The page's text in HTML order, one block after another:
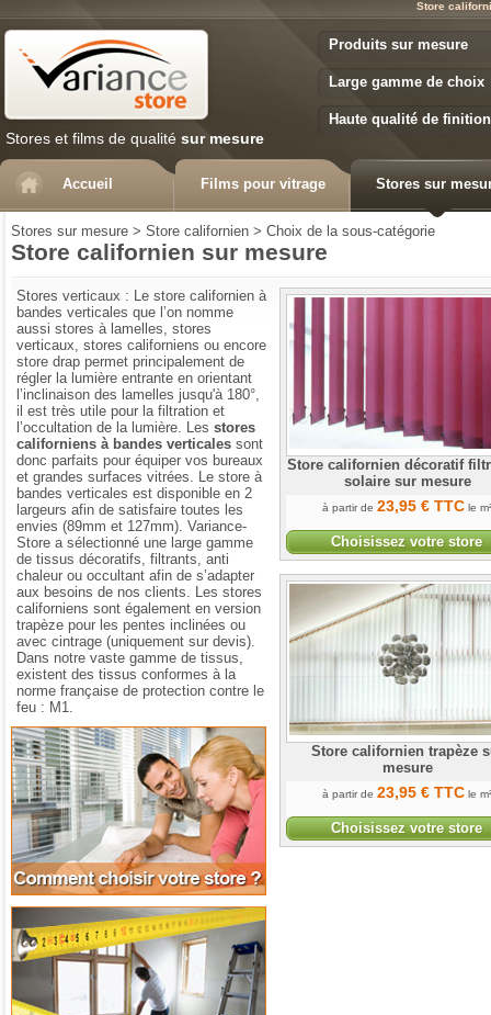
Store
Stores et films de qualité sur mesure
Produits sur mesure
Large gamme de choix
Haute qualité de finition
Accueil Films pour vitrage Stores sur
Stores sur mesure > Store californien > Choix de la sous-catégorie
Store californien sur mesure
Stores verticaux : Le store californien à
bandes verticales que l’on nomme
aussi stores à lamelles, stores
verticaux, stores californiens ou encore
store drap permet principalement de
régler la lumière entrante en orientant
l’inclinaison des lamelles jusqu'à 180°,
il est très utile pour la filtration et
l’occultation de la lumière. Les stores
californiens à bandes verticales sont
donc parfaits pour équiper vos bureaux
et grandes surfaces vitrées. Le store à
bandes verticales est disponible en 2
largeurs afin de satisfaire toutes les
envies (89mm et 127mm). Variance-
Store a sélectionné une large gamme
de tissus décoratifs, filtrants, anti
chaleur ou occultant afin de s’adapter
aux besoins de nos clients. Les stores
californiens sont également en version
trapèze pour les pentes inclinées ou
avec cintrage (uniquement sur devis).
Dans notre vaste gamme de tissus,
existent des tissus conformes à la
norme française de protection contre le
feu : M1.
Comment choisir votre store
Store californien décoratif
solaire sur mesure
à partir de 23,95 € TTC le m²
Choisissez votre store
Store californien trapèze
mesure
à partir de 23,95 € TTC le m²
Choisissez votre store